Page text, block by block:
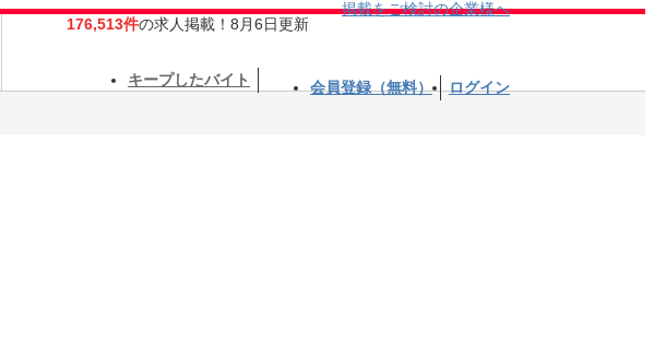
176,513件の求人掲載！8月6日更新
掲載をご検討の企業様へ
キープしたバイト 会員登録（無料） ログイン